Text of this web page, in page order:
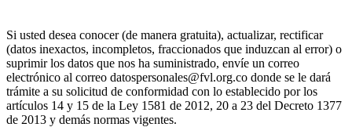
Si usted desea conocer (de manera gratuita), actualizar, rectificar
(datos inexactos, incompletos, fraccionados que induzcan al error) o
suprimir los datos que nos ha suministrado, envíe un correo
electrónico al correo datospersonales@fvl.org.co donde se le dará
trámite a su solicitud de conformidad con lo establecido por los
artículos 14 y 15 de la Ley 1581 de 2012, 20 a 23 del Decreto 1377
de 2013 y demás normas vigentes.